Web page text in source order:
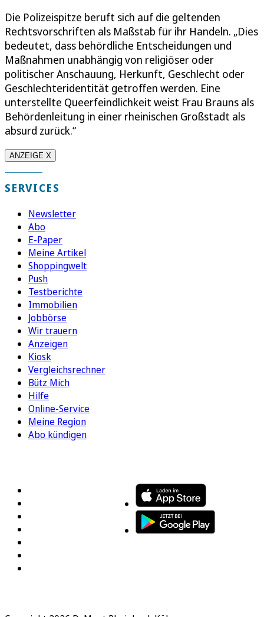
Die Polizeispitze beruft sich auf die geltenden
Rechtsvorschriften als Maßstab für ihr Handeln. „Dies
bedeutet, dass behördliche Entscheidungen und
Maßnahmen unabhängig von religiöser oder
politischer Anschauung, Herkunft, Geschlecht oder
Geschlechteridentität getroffen werden. Eine
unterstellte Queerfeindlichkeit weist Frau Brauns als
Behördenleitung in einer rheinischen Großstadt als
absurd zurück.“
ANZEIGE X
SERVICES
Newsletter
Abo
E-Paper
Meine Artikel
Shoppingwelt
Push
Testberichte
Immobilien
Jobbörse
Wir trauern
Anzeigen
Kiosk
Vergleichsrechner
Bütz Mich
Hilfe
Online-Service
Meine Region
Abo kündigen